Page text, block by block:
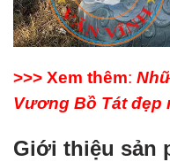
>>> Xem thêm:
Vương Bồ Tát đẹp
Giới thiệu sản